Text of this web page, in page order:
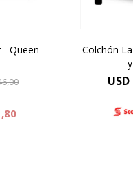
Queen
Colchón
USD